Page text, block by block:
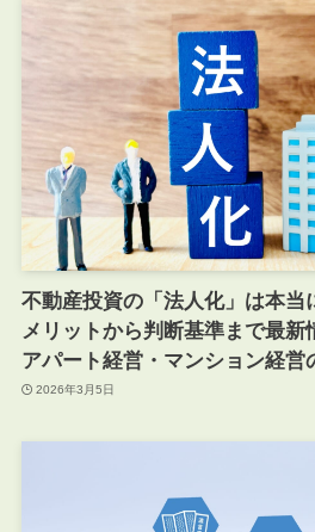
不動産投資の「法人化」は本当
メリットから判断基準まで最新
アパート経営・マンション経営
2026年3月5日